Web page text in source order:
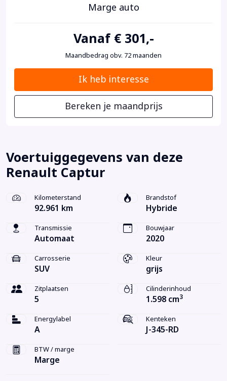
Marge auto
Vanaf € 301,-
Maandbedrag obv. 72 maanden
Ik heb interesse
Bereken je maandprijs
Voertuiggegevens van deze
Renault Captur
Kilometerstand
92.961 km
Brandstof
Hybride
Transmissie
Automaat
Bouwjaar
2020
Carrosserie
SUV
Kleur
grijs
Zitplaatsen
5
Cilinderinhoud
1.598 cm3
Energylabel
A
Kenteken
J-345-RD
BTW / marge
Marge